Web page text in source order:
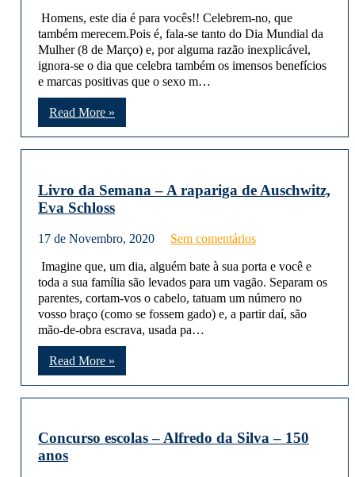
Homens, este dia é para vocês!! Celebrem-no, que
também merecem.Pois é, fala-se tanto do Dia Mundial da
Mulher (8 de Março) e, por alguma razão inexplicável,
ignora-se o dia que celebra também os imensos benefícios
e marcas positivas que o sexo m…
Read More »
Livro da Semana – A rapariga de Auschwitz,
Eva Schloss
17 de Novembro, 2020 Sem comentários
Imagine que, um dia, alguém bate à sua porta e você e
toda a sua família são levados para um vagão. Separam os
parentes, cortam-vos o cabelo, tatuam um número no
vosso braço (como se fossem gado) e, a partir daí, são
mão-de-obra escrava, usada pa…
Read More »
Concurso escolas – Alfredo da Silva – 150
anos